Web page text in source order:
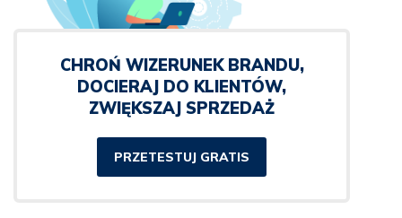
CHROŃ WIZERUNEK BRANDU,
DOCIERAJ DO KLIENTÓW,
ZWIĘKSZAJ SPRZEDAŻ
PRZETESTUJ GRATIS